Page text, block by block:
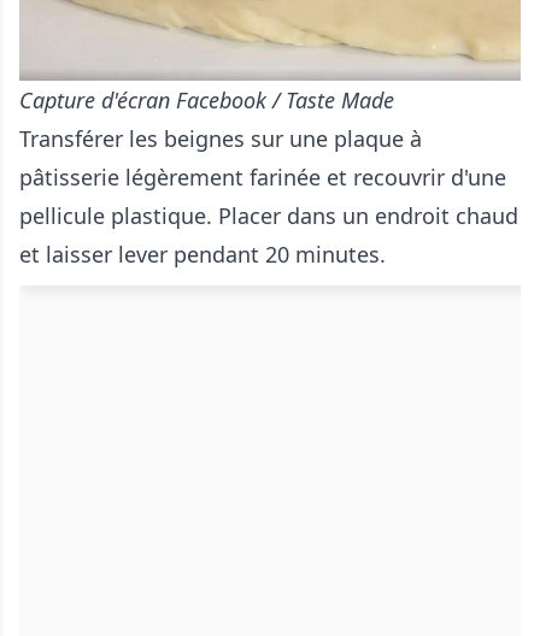
Capture d'écran Facebook / Taste Made
Transférer les beignes sur une plaque à
pâtisserie légèrement farinée et recouvrir d'une
pellicule plastique. Placer dans un endroit chaud
et laisser lever pendant 20 minutes.